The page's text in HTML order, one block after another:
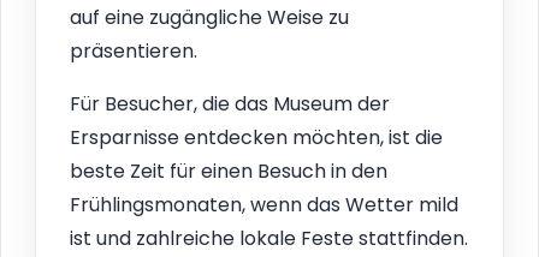
auf eine zugängliche Weise zu
präsentieren.
Für Besucher, die das Museum der
Ersparnisse entdecken möchten, ist die
beste Zeit für einen Besuch in den
Frühlingsmonaten, wenn das Wetter mild
ist und zahlreiche lokale Feste stattfinden.